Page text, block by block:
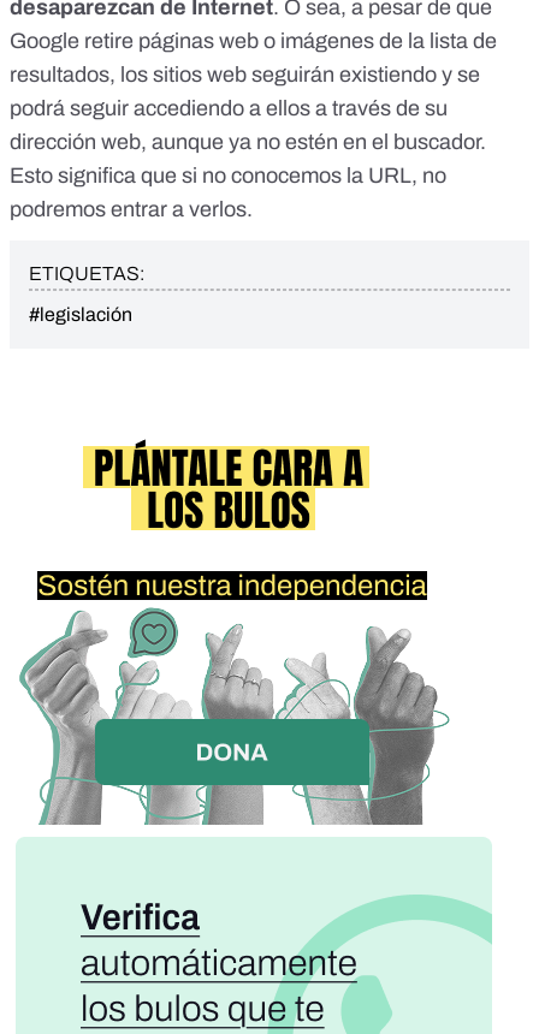
desaparezcan de Internet. O sea, a pesar de que
Google retire páginas web o imágenes de la lista de
resultados, los sitios web seguirán existiendo y se
podrá seguir accediendo a ellos a través de su
dirección web, aunque ya no estén en el buscador.
Esto significa que si no conocemos la URL, no
podremos entrar a verlos.
ETIQUETAS:
#legislación